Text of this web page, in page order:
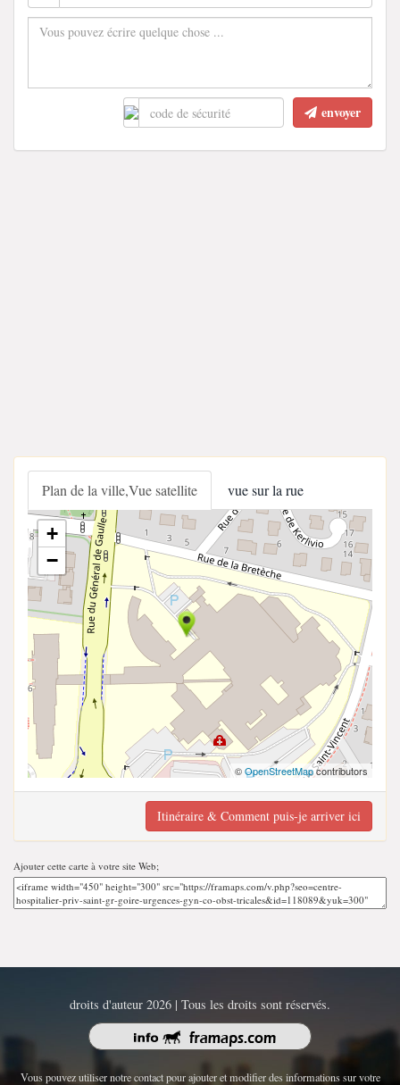
envoyer
Plan de la ville,Vue satellite vue sur la rue
+
−
©OpenStreetMapcontributors
Itinéraire & Comment puis-je arriver ici
Ajouter cette carte à votre site Web;
droits d'auteur 2026 | Tous les droits sont réservés.
Vous pouvez utiliser notre contact pour ajouter et modifier des informations sur votre